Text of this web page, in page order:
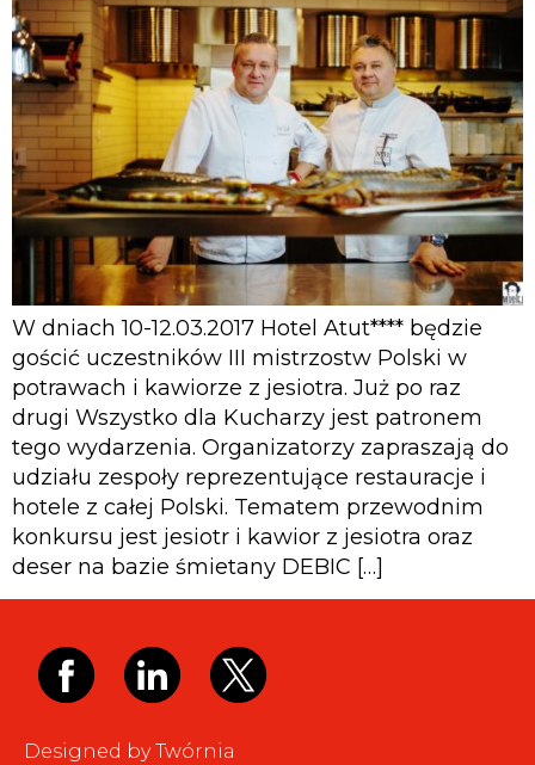
W dniach 10-12.03.2017 Hotel Atut**** będzie
gościć uczestników III mistrzostw Polski w
potrawach i kawiorze z jesiotra. Już po raz
drugi Wszystko dla Kucharzy jest patronem
tego wydarzenia. Organizatorzy zapraszają do
udziału zespoły reprezentujące restauracje i
hotele z całej Polski. Tematem przewodnim
konkursu jest jesiotr i kawior z jesiotra oraz
deser na bazie śmietany DEBIC […]
Designed by Twórnia